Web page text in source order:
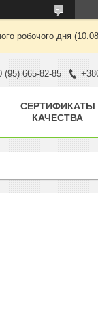
робочого дня
(95) 665-82-85
CЕРТИФИКАТЫ
КАЧЕСТВА